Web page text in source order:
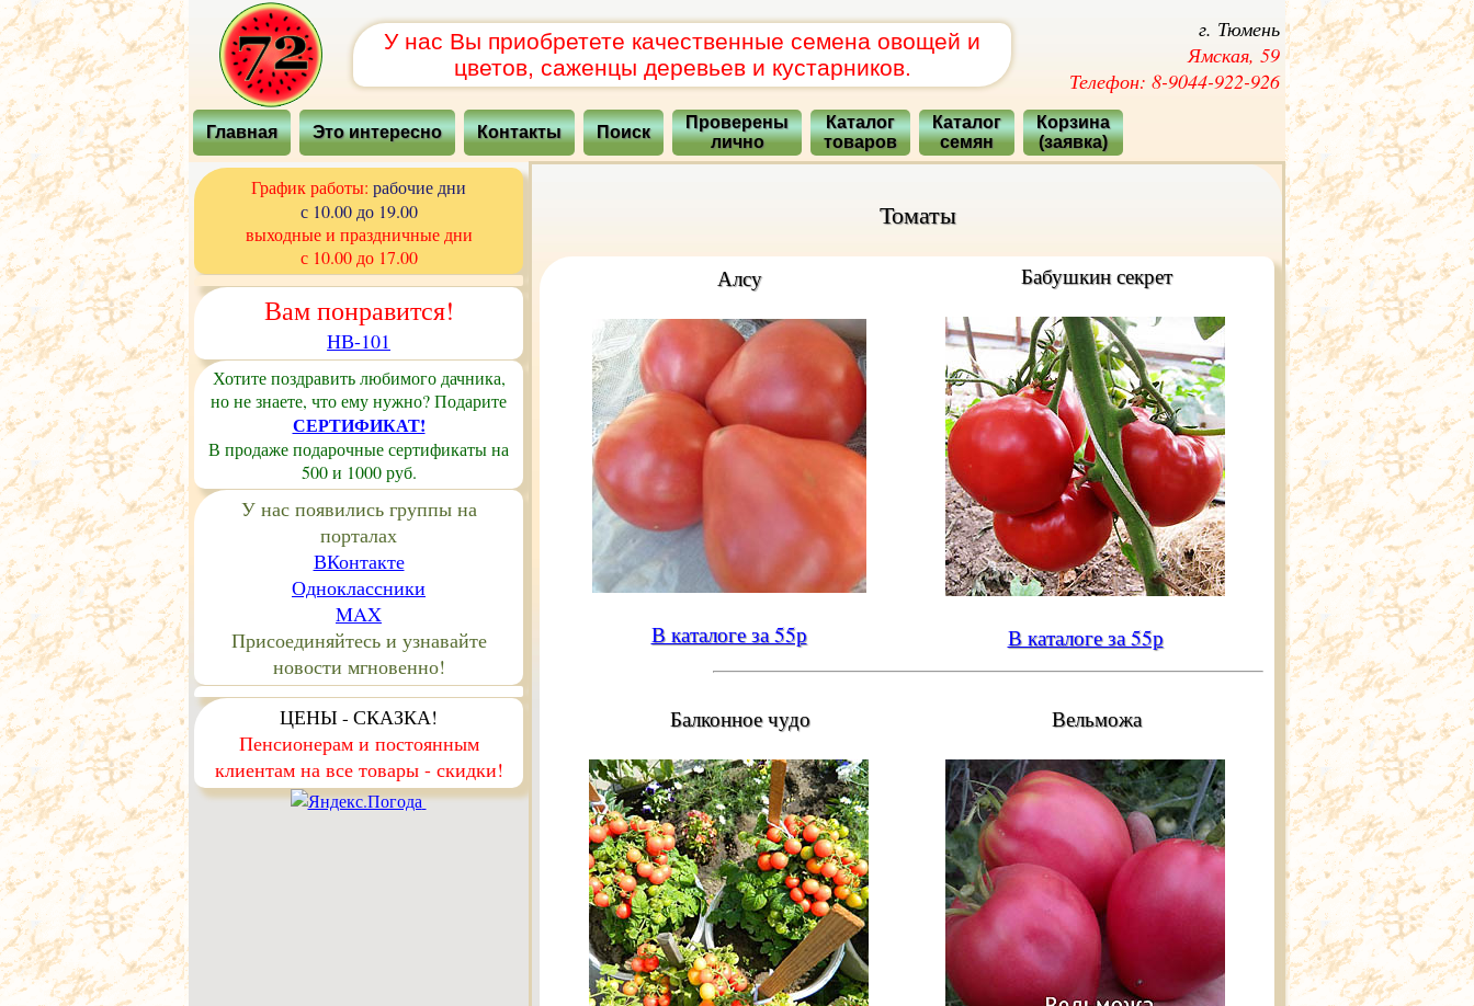
У нас Вы приобретете качественные семена овощей и
цветов, саженцы деревьев и кустарников.
г. Тюмень
Ямская, 59
Телефон: 8-9044-922-926
Главная Это интересно Контакты Поиск
Проверены
лично
Каталог
товаров
Каталог
семян
Корзина
(заявка)
График работы: рабочие дни
с 10.00 до 19.00
выходные и праздничные дни
с 10.00 до 17.00
Вам понравится!
НВ-101
Хотите поздравить любимого дачника,
но не знаете, что ему нужно? Подарите
СЕРТИФИКАТ!
В продаже подарочные сертификаты на
500 и 1000 руб.
У нас появились группы на
порталах
ВКонтакте
Одноклассники
MAX
Присоединяйтесь и узнавайте
новости мгновенно!
ЦЕНЫ - СКАЗКА!
Пенсионерам и постоянным
клиентам на все товары - скидки!
Томаты
Алсу
В каталоге за 55р
Бабушкин секрет
В каталоге за 55р
Балконное чудо Вельможа